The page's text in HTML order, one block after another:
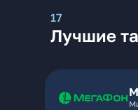
17
Лучшие